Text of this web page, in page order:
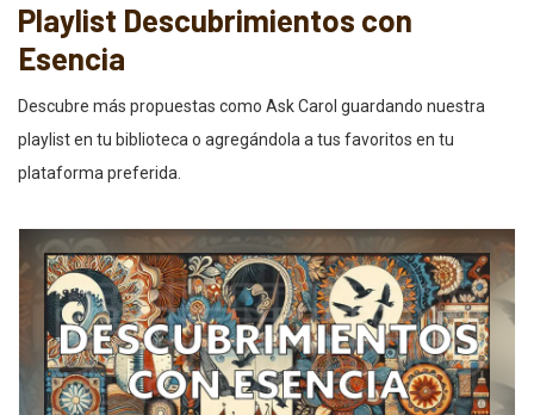
Playlist Descubrimientos con
Esencia
Descubre más propuestas como Ask Carol guardando nuestra
playlist en tu biblioteca o agregándola a tus favoritos en tu
plataforma preferida.